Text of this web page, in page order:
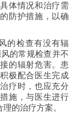
体情况和治疗需
防护措施，以确
检查有没有辐
的常规检查并不
的辐射危害。患
极配合医生完成
疗时，也应充分
施，与医生进行
的治疗方案。